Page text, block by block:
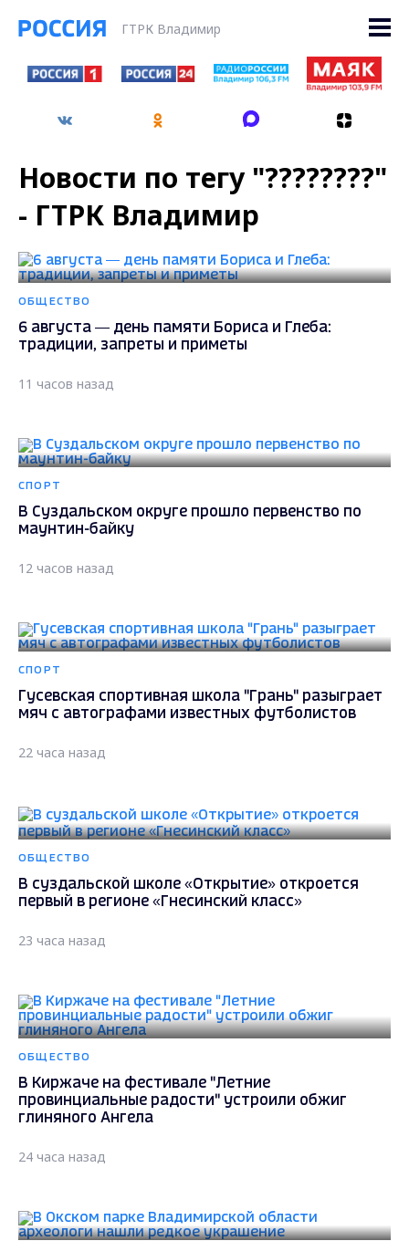
ГТРК Владимир
Новости по тегу "????????"
- ГТРК Владимир
ОБЩЕСТВО
6 августа — день памяти Бориса и Глеба:
традиции, запреты и приметы
11 часов назад
СПОРТ
В Суздальском округе прошло первенство по
маунтин-байку
12 часов назад
СПОРТ
Гусевская спортивная школа "Грань" разыграет
мяч с автографами известных футболистов
22 часа назад
ОБЩЕСТВО
В суздальской школе «Открытие» откроется
первый в регионе «Гнесинский класс»
23 часа назад
ОБЩЕСТВО
В Киржаче на фестивале "Летние
провинциальные радости" устроили обжиг
глиняного Ангела
24 часа назад